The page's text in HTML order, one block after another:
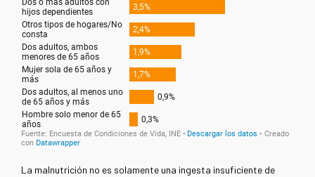
La malnutrición no es solamente una ingesta insuficiente de